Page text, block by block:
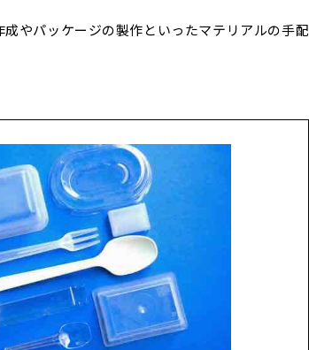
やパッケージの製作といったマテリアルの手配